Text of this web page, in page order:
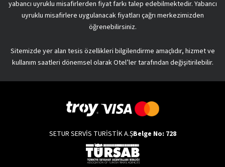
yabancı uyruklu misafirlerden fiyat farkı talep edebilmektedir. Yabancı
uyruklu misafirlere uygulanacak fiyatları çağrı merkezimizden
öğrenebilirsiniz.
Sitemizde yer alan tesis özellikleri bilgilendirme amaçlıdır, hizmet ve
kullanım saatleri dönemsel olarak Otel’ler tarafından değişitirilebilir.
SETUR SERVİS TURİSTİK A.ŞBelge No: 728